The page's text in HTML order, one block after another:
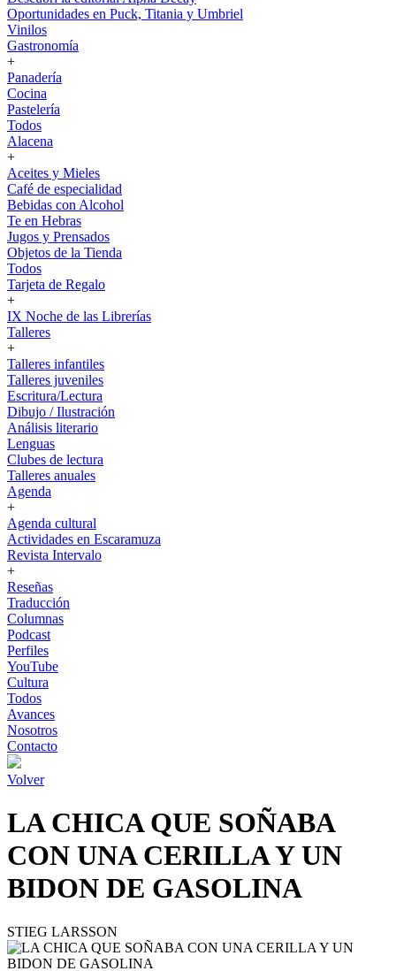
Oportunidades en Puck, Titania y Umbriel
Vinilos
Gastronomía
+
Panadería
Cocina
Pastelería
Todos
Alacena
+
Aceites y Mieles
Café de especialidad
Bebidas con Alcohol
Te en Hebras
Jugos y Prensados
Objetos de la Tienda
Todos
Tarjeta de Regalo
+
IX Noche de las Librerías
Talleres
+
Talleres infantiles
Talleres juveniles
Escritura/Lectura
Dibujo / Ilustración
Análisis literario
Lenguas
Clubes de lectura
Talleres anuales
Agenda
+
Agenda cultural
Actividades en Escaramuza
Revista Intervalo
+
Reseñas
Traducción
Columnas
Podcast
Perfiles
YouTube
Cultura
Todos
Avances
Nosotros
Contacto
Volver
LA CHICA QUE SOÑABA
CON UNA CERILLA Y UN
BIDON DE GASOLINA
STIEG LARSSON